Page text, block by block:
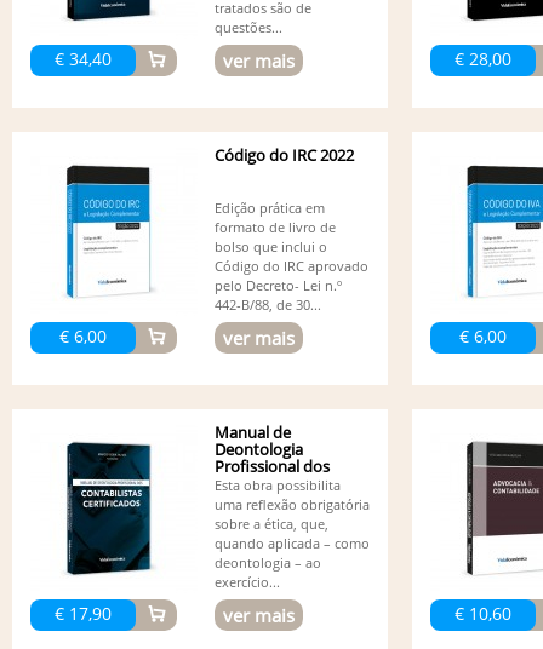
€ 34,40
tratados são de
questões...
ver mais € 28,00
€ 6,00
Código do IRC 2022
Edição prática em
formato de livro de
bolso que inclui o
Código do IRC aprovado
pelo Decreto- Lei n.º
442-B/88, de 30...
ver mais € 6,00
€ 17,90
Manual de
Deontologia
Profissional dos
Contabilistas...
Esta obra possibilita
uma reflexão obrigatória
sobre a ética, que,
quando aplicada – como
deontologia – ao
exercício...
ver mais € 10,60